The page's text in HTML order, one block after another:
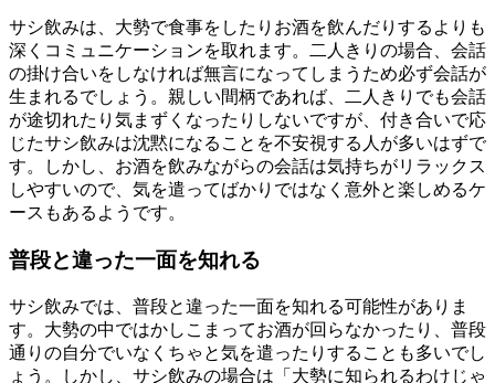
サシ飲みは、大勢で食事をしたりお酒を飲んだりするよりも
深くコミュニケーションを取れます。二人きりの場合、会話
の掛け合いをしなければ無言になってしまうため必ず会話が
生まれるでしょう。親しい間柄であれば、二人きりでも会話
が途切れたり気まずくなったりしないですが、付き合いで応
じたサシ飲みは沈黙になることを不安視する人が多いはずで
す。しかし、お酒を飲みながらの会話は気持ちがリラックス
しやすいので、気を遣ってばかりではなく意外と楽しめるケ
ースもあるようです。
普段と違った一面を知れる
サシ飲みでは、普段と違った一面を知れる可能性がありま
す。大勢の中ではかしこまってお酒が回らなかったり、普段
通りの自分でいなくちゃと気を遣ったりすることも多いでし
ょう。しかし、サシ飲みの場合は「大勢に知られるわけじゃ